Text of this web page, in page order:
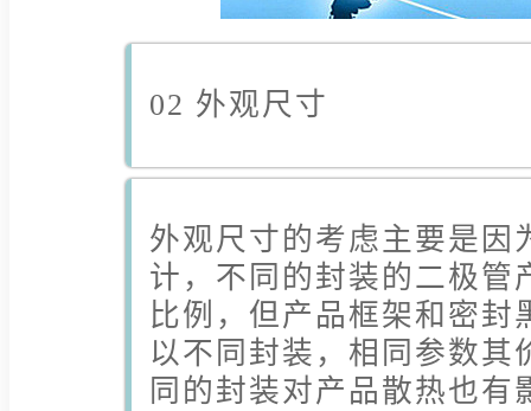
02 外观尺寸
外观尺寸的考虑主要是因
计，不同的封装的二极管
比例，但产品框架和密
以不同封装，相同参数其
同的封装对产品散热也